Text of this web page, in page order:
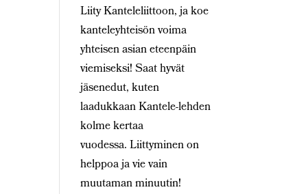
Liity Kanteleliittoon, ja koe
kanteleyhteisön voima
yhteisen asian eteenpäin
viemiseksi! Saat hyvät
jäsenedut, kuten
laadukkaan Kantele-lehden
kolme kertaa
vuodessa. Liittyminen on
helppoa ja vie vain
muutaman minuutin!